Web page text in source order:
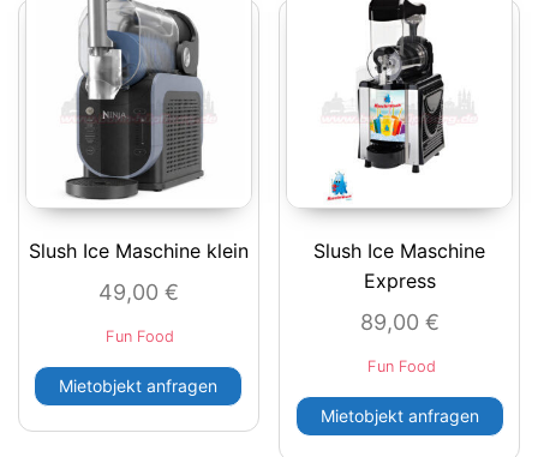
Slush Ice Maschine klein
49,00 €
Fun Food
Mietobjekt anfragen
Slush Ice Maschine
Express
89,00 €
Fun Food
Mietobjekt anfragen